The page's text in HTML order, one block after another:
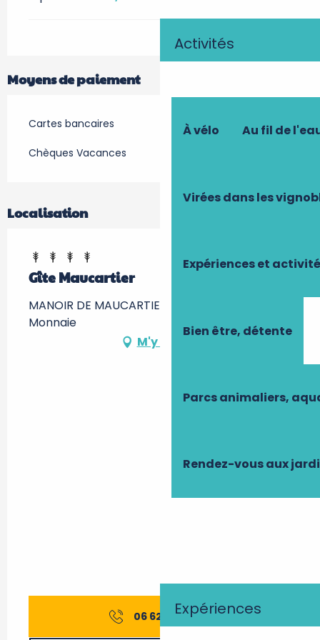
Activités
À vélo Au fil de
Virées dans les
Expériences et
Bien être, détente
Parcs animaliers,
Rendez-vous aux
Expériences
Moyens de paiement
Cartes bancaires
Chèques Vacances
Localisation
Gîte Maucartier
MANOIR DE MAUCARTIER, MAUCARTIER, 37380
Monnaie
M'y rendre
06 62 70 68▒▒